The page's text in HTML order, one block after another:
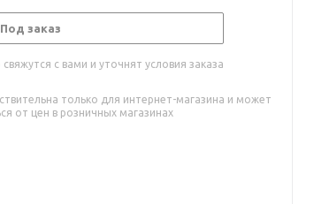
Под заказ
с вами и уточнят условия заказа
только для интернет-магазина и может
от цен в розничных магазинах